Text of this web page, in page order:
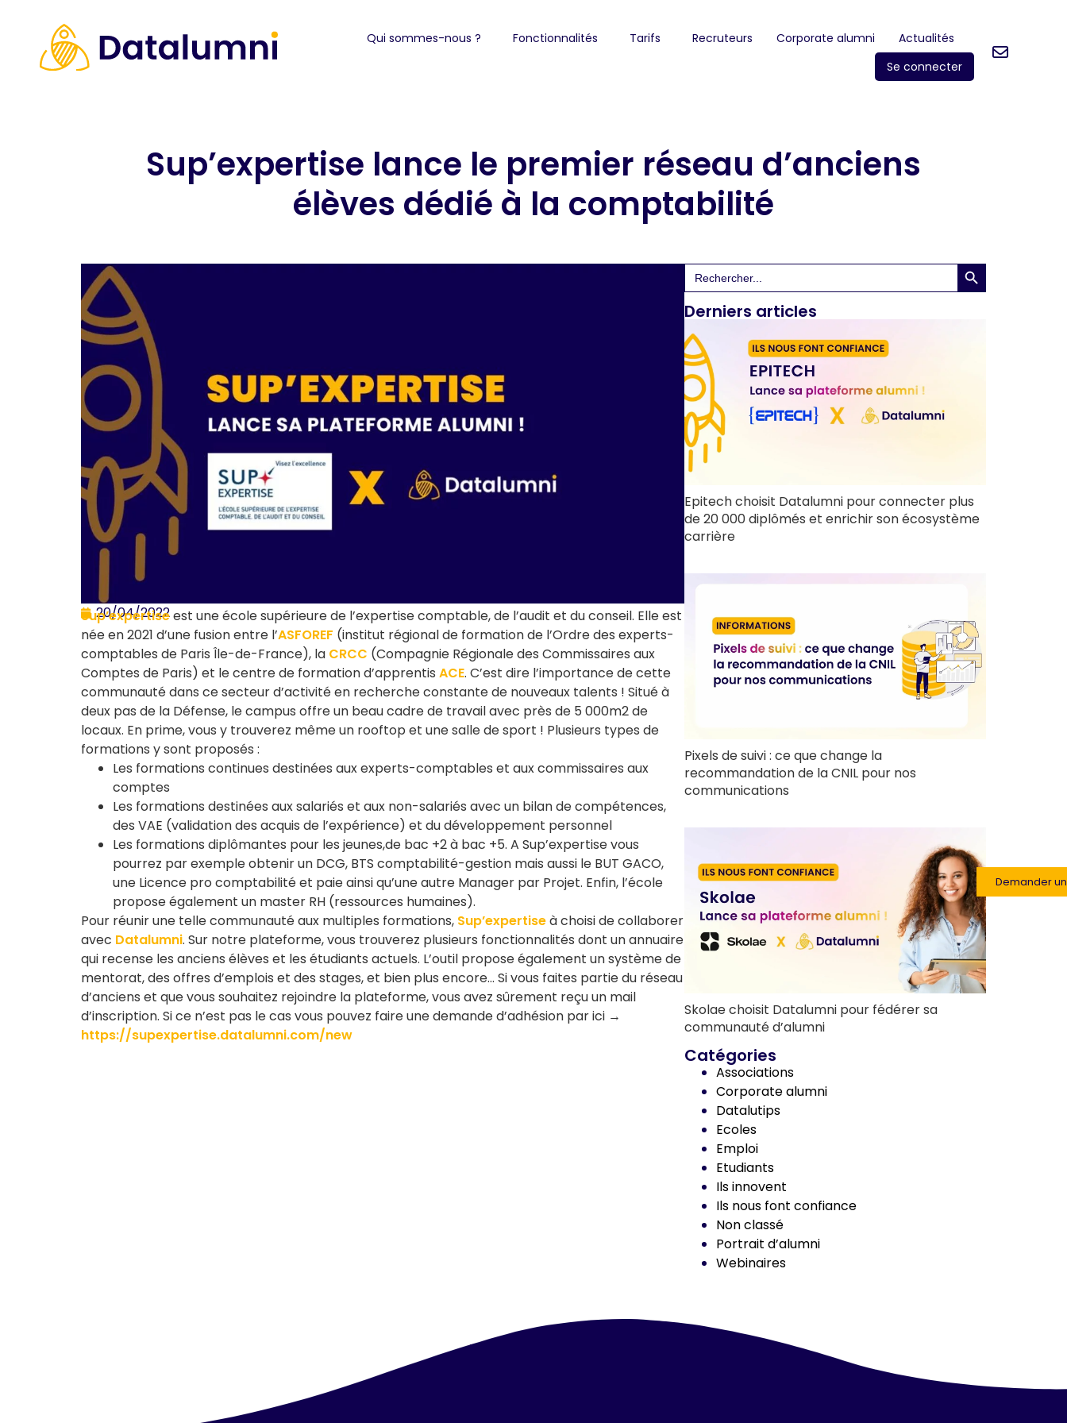
Qui sommes-nous ? Fonctionnalités Tarifs Recruteurs Corporate alumni
Actualités
Se connecter
Demander
Sup’expertise lance le premier réseau d’anciens
élèves dédié à la comptabilité
20/04/2022
Sup’expertiseest une école supérieure de l’expertise comptable, de l’audit et du conseil. Elle est
née en 2021 d’une fusion entre l’ASFOREF (institut régional de formation de l’Ordre des experts-
comptables de Paris Île-de-France), la CRCC (Compagnie Régionale des Commissaires aux
Comptes de Paris) et le centre de formation d’apprentis ACE. C’est dire l’importance de cette
communauté dans ce secteur d’activité en recherche constante de nouveaux talents ! Situé à
deux pas de la Défense, le campus offre un beau cadre de travail avec près de 5 000m2 de
locaux. En prime, vous y trouverez même un rooftop et une salle de sport ! Plusieurs types de
formations y sont proposés :
Les formations continues destinées aux experts-comptables et aux commissaires aux
comptes
Les formations destinées aux salariés et aux non-salariés avec un bilan de compétences,
des VAE (validation des acquis de l’expérience) et du développement personnel
Les formations diplômantes pour les jeunes,de bac +2 à bac +5. A Sup’expertise vous
pourrez par exemple obtenir un DCG, BTS comptabilité-gestion mais aussi le BUT GACO,
une Licence pro comptabilité et paie ainsi qu’une autre Manager par Projet. Enfin, l’école
propose également un master RH (ressources humaines).
Pour réunir une telle communauté aux multiples formations, Sup’expertiseà choisi de collaborer
avec Datalumni. Sur notre plateforme, vous trouverez plusieurs fonctionnalités dont un annuaire
qui recense les anciens élèves et les étudiants actuels. L’outil propose également un système de
mentorat, des offres d’emplois et des stages, et bien plus encore… Si vous faites partie du réseau
d’anciens et que vous souhaitez rejoindre la plateforme, vous avez sûrement reçu un mail
d’inscription. Si ce n’est pas le cas vous pouvez faire une demande d’adhésion par ici →
https://supexpertise.datalumni.com/new
Search
for:
Search Button
Derniers articles
Epitech choisit Datalumni pour connecter plus
de 20 000 diplômés et enrichir son écosystème
carrière
Pixels de suivi : ce que change la
recommandation de la CNIL pour nos
communications
Skolae choisit Datalumni pour fédérer sa
communauté d’alumni
Catégories
Associations
Corporate alumni
Datalutips
Ecoles
Emploi
Etudiants
Ils innovent
Ils nous font confiance
Non classé
Portrait d’alumni
Webinaires